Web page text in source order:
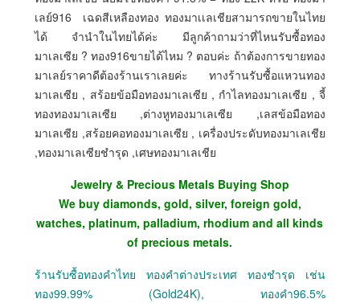
เลย์916 เฉดสีเหลืองทอง ทองมาเเลเชียสามารถขายในไทย
ได้ จำนำในไทยได้ค่ะ มีลูกค้าถามว่าที่ไหนรับซื้อทอง
มาเลเซีย ? ทอง916ขายได้ไหม ? ตอบค่ะ ถ้าต้องการขายทอง
มาเลย์ราคาดีต้องร้านเราเลยค่ะ ทางร้านรับซื้อแหวนทอง
มาเลเซีย , สร้อยข้อมือทองมาเลเซีย , กำไลทองมาเลเซีย , จี้
ทองทองมาเลเซีย ,ต่างหูทองมาเลเซีย ,เลสข้อมือทอง
มาเลเซีย ,สร้อยคอทองมาเลเซีย , เครื่องประดับทองมาเลเชีย
,ทองมาเลเซียชำรุด ,เศษทองมาเลเชีย
Jewelry & Precious Metals Buying Shop
We buy diamonds, gold, silver, foreign gold,
watches, platinum, palladium, rhodium and all kinds
of precious metals.
ร้านรับซื้อทองคำไทย ทองคำต่างประเทศ ทองชำรุด เช่น
ทอง99.99% (Gold24K), ทองคำ96.5%